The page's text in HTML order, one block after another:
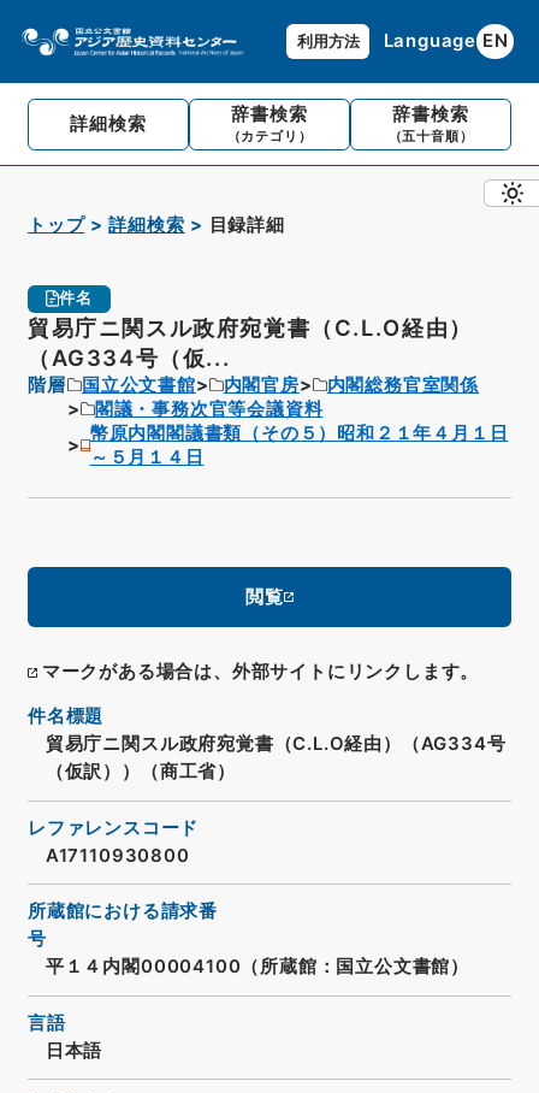
利用方法 Language EN
詳細検索 辞書検索
（カテゴリ）
辞書検索
（五十音順）
トップ 詳細検索 目録詳細
件名
貿易庁ニ関スル政府宛覚書（C.L.O経由）
（AG334号（仮...
階層 国立公文書館 内閣官房
内閣総務官室関係
閣議・事務次官等会議資料
幣原内閣閣議書類（その５）昭和２１年４月１日
～５月１４日
閲覧
マークがある場合は、外部サイトにリンクします。
件名標題
貿易庁ニ関スル政府宛覚書（C.L.O経由）（AG334号
（仮訳））（商工省）
レファレンスコード
A17110930800
所蔵館における請求番
号
平１４内閣00004100（所蔵館：国立公文書館）
言語
日本語